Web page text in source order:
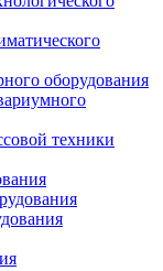
оборудования
техники